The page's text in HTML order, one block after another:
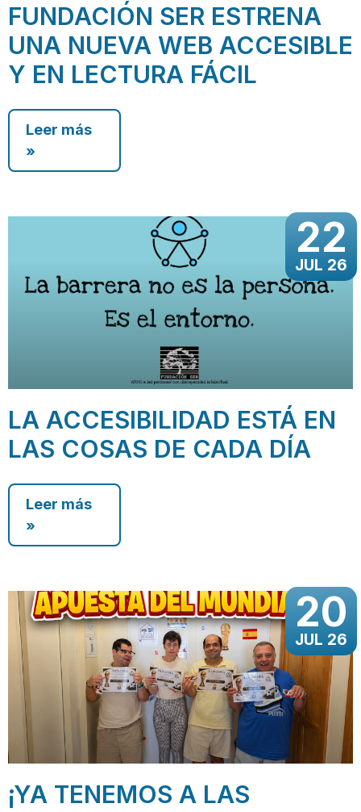
FUNDACIÓN SER ESTRENA
UNA NUEVA WEB ACCESIBLE
Y EN LECTURA FÁCIL
Leer más
»
22
JUL 26
LA ACCESIBILIDAD ESTÁ EN
LAS COSAS DE CADA DÍA
Leer más
»
20
JUL 26
¡YA TENEMOS A LAS